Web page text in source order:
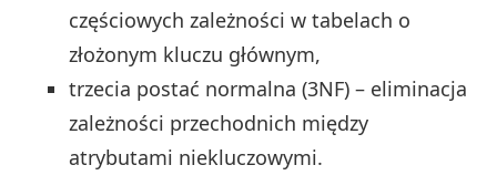
częściowych zależności w tabelach o
złożonym kluczu głównym,
trzecia postać normalna (3NF) – eliminacja
zależności przechodnich między
atrybutami niekluczowymi.